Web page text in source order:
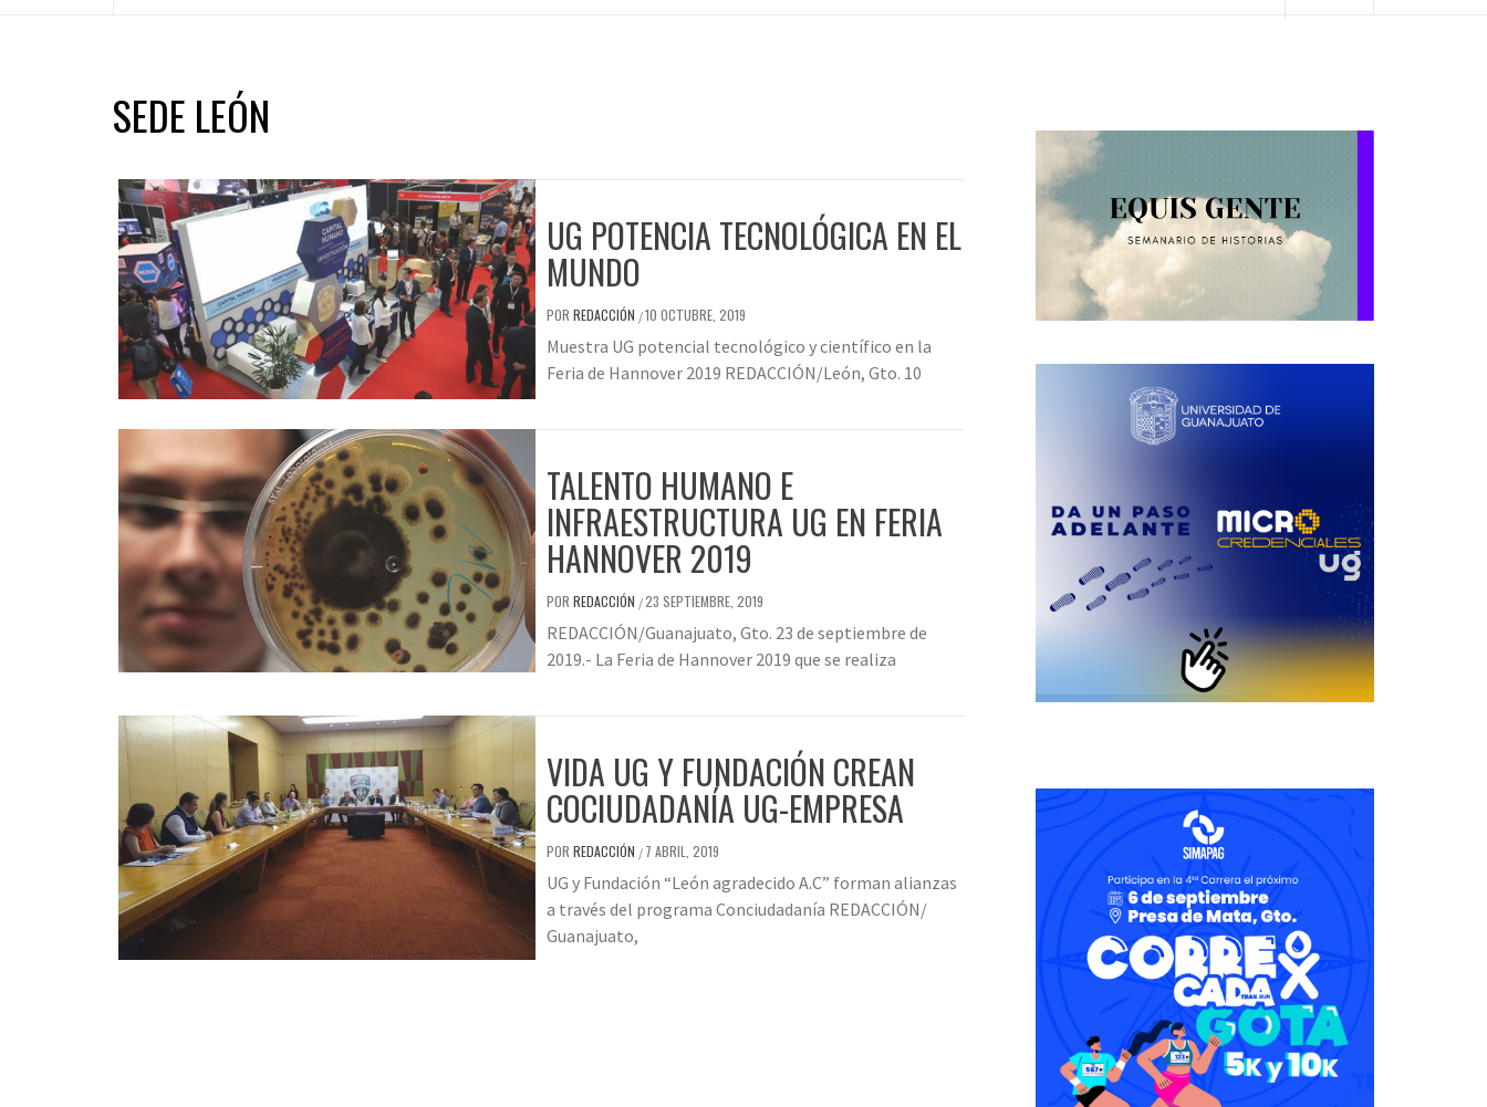
SEDE LEÓN
UG POTENCIA TECNOLÓGICA EN EL
MUNDO
POR REDACCIÓN /10 OCTUBRE, 2019
Muestra UG potencial tecnológico y científico en la
Feria de Hannover 2019 REDACCIÓN/León, Gto. 10
TALENTO HUMANO E
INFRAESTRUCTURA UG EN FERIA
HANNOVER 2019
POR REDACCIÓN /23 SEPTIEMBRE, 2019
REDACCIÓN/Guanajuato, Gto. 23 de septiembre de
2019.- La Feria de Hannover 2019 que se realiza
VIDA UG Y FUNDACIÓN CREAN
COCIUDADANÍA UG-EMPRESA
POR REDACCIÓN / 7 ABRIL, 2019
UG y Fundación “León agradecido A.C” forman alianzas
a través del programa Conciudadanía REDACCIÓN/
Guanajuato,